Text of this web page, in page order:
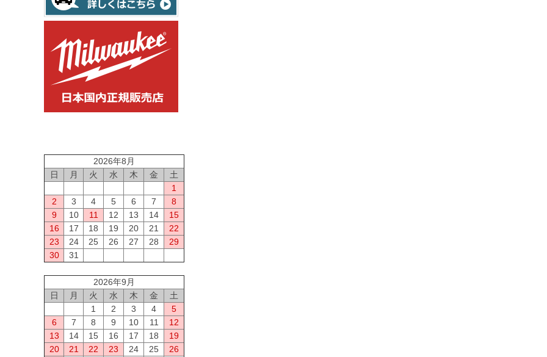
2026年8月
日
月 火 水 木 金
土
1
2
3 4 5 6 7
8
9
10 11 12 13 14
15
16
17 18 19 20 21
22
23
24 25 26 27 28
29
30
31
2026年9月
日
月 火 水 木 金
土
1
2 3 4
5
6
7 8 9 10 11
12
13
14 15 16 17 18
19
20
21 22 23 24 25
26